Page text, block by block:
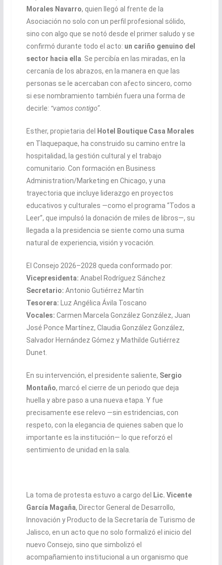
Morales Navarro, quien llegó al frente de la
Asociación no solo con un perfil profesional sólido,
sino con algo que se notó desde el primer saludo y se
confirmó durante todo el acto: un cariño genuino del
sector hacia ella . Se percibía en las miradas, en la
cercanía de los abrazos, en la manera en que las
personas se le acercaban con afecto sincero, como
si ese nombramiento también fuera una forma de
decirle: “vamos contigo”.
Esther, propietaria del
Hotel Boutique Casa Morales
en Tlaquepaque, ha construido su camino entre la
hospitalidad, la gestión cultural y el trabajo
comunitario. Con formación en Business
Administration/Marketing en Chicago, y una
trayectoria que incluye liderazgo en proyectos
educativos y culturales —como el programa “Todos a
Leer”, que impulsó la donación de miles de libros—, su
llegada a la presidencia se siente como una suma
natural de experiencia, visión y vocación.
El Consejo 2026–2028 queda conformado por:
Vicepresidenta: Anabel Rodríguez Sánchez
Secretario: Antonio Gutiérrez Martín
Tesorera: Luz Angélica Ávila Toscano
Vocales: Carmen Marcela González González, Juan
José Ponce Martínez, Claudia González González,
Salvador Hernández Gómez y Mathilde Gutiérrez
Dunet.
En su intervención, el presidente saliente, Sergio
Montaño, marcó el cierre de un periodo que deja
huella y abre paso a una nueva etapa. Y fue
precisamente ese relevo —sin estridencias, con
respeto, con la elegancia de quienes saben que lo
importante es la institución— lo que reforzó el
sentimiento de unidad en la sala.
La toma de protesta estuvo a cargo del
Lic. Vicente
García Magaña, Director General de Desarrollo,
Innovación y Producto de la Secretaría de Turismo de
Jalisco, en un acto que no solo formalizó el inicio del
nuevo Consejo, sino que simbolizó el
acompañamiento institucional a un organismo que